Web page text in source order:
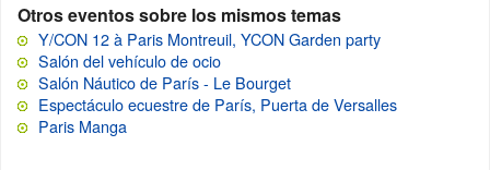
Otros eventos sobre los mismos temas
Y/CON 12 à Paris Montreuil, YCON Garden party
Salón del vehículo de ocio
Salón Náutico de París - Le Bourget
Espectáculo ecuestre de París, Puerta de Versalles
Paris Manga